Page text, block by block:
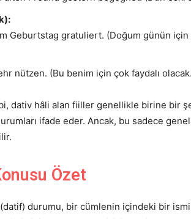
Geburtstag gratuliert. (Doğum günün
nützen. (Bu benim için çok faydalı
dativ hâli alan fiiller genellikle birine bir
ifade eder. Ancak, bu sadece
Özet
durumu, bir cümlenin içindeki bir